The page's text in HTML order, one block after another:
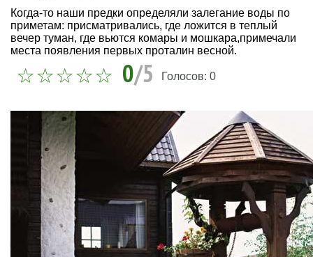
Когда-то наши предки определяли залегание воды по
приметам: присматривались, где ложится в теплый
вечер туман, где вьются комары и мошкара,примечали
места появления первых проталин весной.
0/5 Голосов: 0